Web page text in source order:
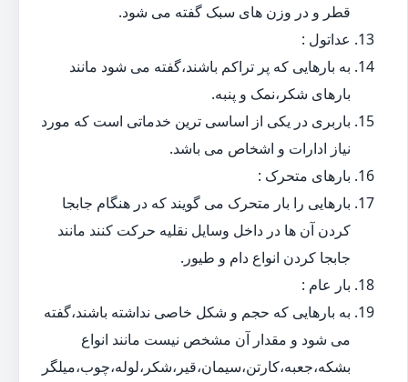
قطر و در وزن های سبک گفته می شود.
عداتول :
به بارهایی که پر تراکم باشند،گفته می شود مانند
بارهای شکر،نمک و پنبه.
باربری در یکی از اساسی ترین خدماتی است که مورد
نیاز ادارات و اشخاص می باشد.
بارهای متحرک :
بارهایی را بار متحرک می گویند که در هنگام جابجا
کردن آن ها در داخل وسایل نقلیه حرکت کنند مانند
جابجا کردن انواع دام و طیور.
بار عام :
به بارهایی که حجم و شکل خاصی نداشته باشند،گفته
می شود و مقدار آن مشخص نیست مانند انواع
بشکه،جعبه،کارتن،سیمان،قیر،شکر،لوله،چوب،میلگر